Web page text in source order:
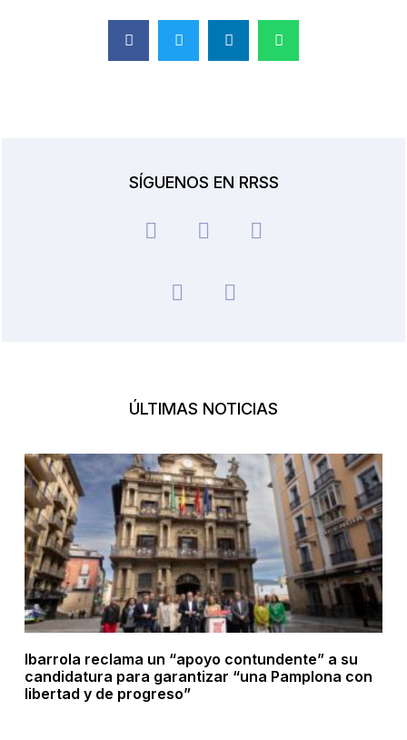
SÍGUENOS EN RRSS
ÚLTIMAS NOTICIAS
Ibarrola reclama un “apoyo contundente” a su
candidatura para garantizar “una Pamplona con
libertad y de progreso”